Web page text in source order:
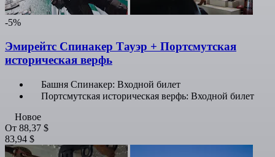
-5%
Эмирейтс Спинакер Тауэр + Портсмутская
историческая верфь
Башня Спинакер: Входной билет
Портсмутская историческая верфь: Входной билет
Новое
От 88,37 $
83,94 $